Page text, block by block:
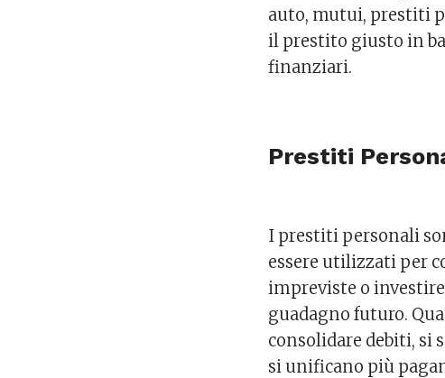
auto, mutui, prestiti
il prestito giusto in
finanziari.
Prestiti
I prestiti personali
essere utilizzati per
impreviste o
guadagno futuro.
consolidare debiti, si
si unificano più